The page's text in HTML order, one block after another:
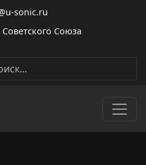
sonic.ru
Союза